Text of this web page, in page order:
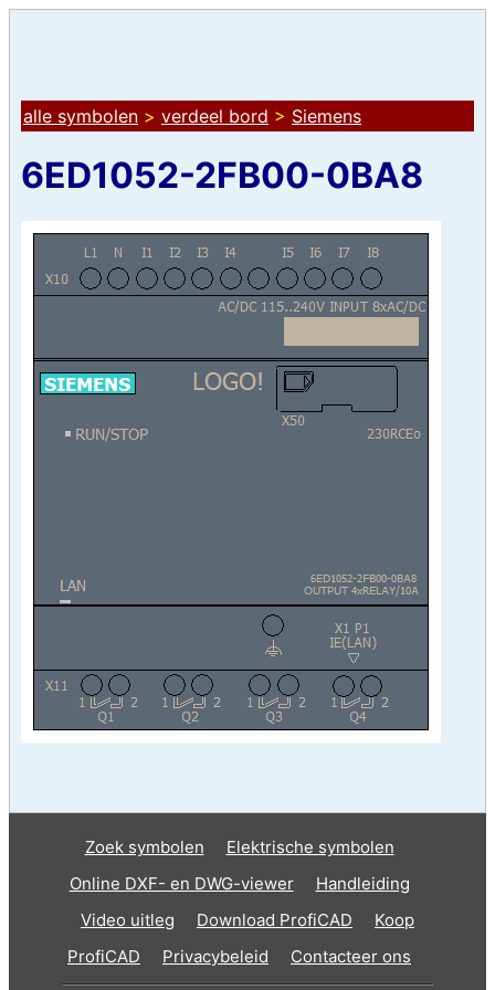
alle symbolen > verdeel bord > Siemens
6ED1052-2FB00-0BA8
Zoek symbolen
Elektrische symbolen
Online DXF- en DWG-viewer
Handleiding
Video uitleg
Download ProfiCAD
Koop
ProfiCAD
Privacybeleid Contacteer ons